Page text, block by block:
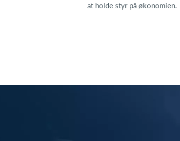
at holde styr på økonomien.